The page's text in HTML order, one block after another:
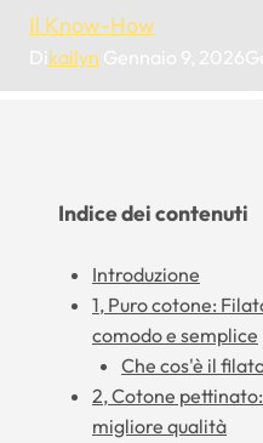
Il Know-How
Di kailyn Gennaio 9, 2026
Indice dei contenuti
Introduzione
1, Puro cotone:
comodo e semplice
Che cos'è il
2, Cotone
migliore qualità